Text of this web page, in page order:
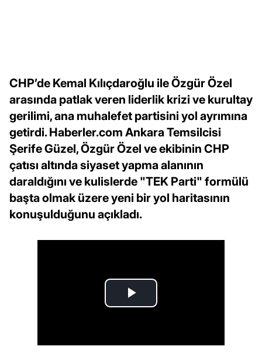
CHP’de Kemal Kılıçdaroğlu ile Özgür Özel
arasında patlak veren liderlik krizi ve kurultay
gerilimi, ana muhalefet partisini yol ayrımına
getirdi. Haberler.com Ankara Temsilcisi
Şerife Güzel, Özgür Özel ve ekibinin CHP
çatısı altında siyaset yapma alanının
daraldığını ve kulislerde "TEK Parti" formülü
başta olmak üzere yeni bir yol haritasının
konuşulduğunu açıkladı.